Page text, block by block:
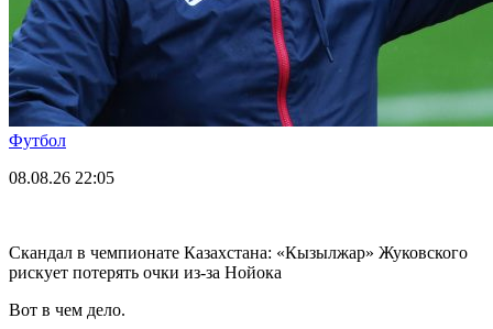
Футбол
08.08.26 22:05
Скандал в чемпионате Казахстана: «Кызылжар» Жуковского
рискует потерять очки из-за Нойока
Вот в чем дело.